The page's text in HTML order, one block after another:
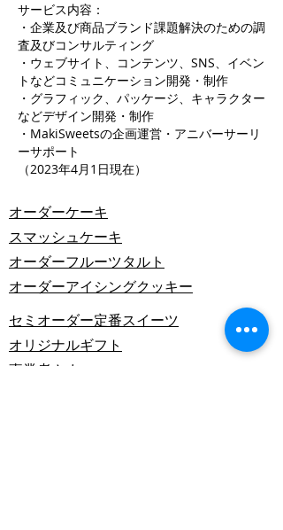
サービス内容：
・企業及び商品ブランド課題解決のための調
査及びコンサルティング
・ウェブサイト、コンテンツ、SNS、イベン
トなどコミュニケーション開発・制作
・グラフィック、パッケージ、キャラクター
などデザイン開発・制作
・MakiSweetsの企画運営・アニバーサーリ
ーサポート
（2023年4月1日現在）
オーダーケーキ
スマッシュケーキ
オーダーフルーツタルト
オーダーアイシングクッキー
セミオーダー定番スイーツ
オリジナルギフト
事業者さまへ